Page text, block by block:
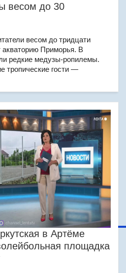
весом до 30
весом до тридцати
акваторию Приморья. В
редкие медузы-ропилемы.
тропические гости —
в Артёме
площадка